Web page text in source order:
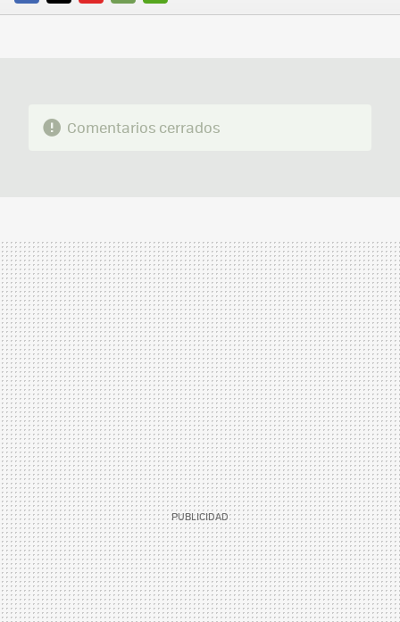
FACEBOOK
TWITTERFLIPBOARD
E-
WHATSAPP
Comentarios cerrados